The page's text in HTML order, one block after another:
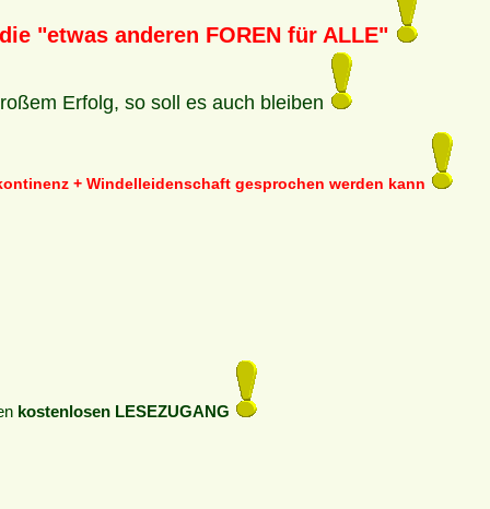
"etwas anderen FOREN für ALLE"
Erfolg, so soll es auch bleiben
+ Windelleidenschaft gesprochen werden kann
kostenlosen LESEZUGANG